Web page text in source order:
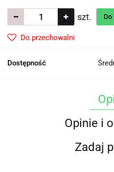
szt. Do
Do przechowalni
Dostępność
Opinie i
Zadaj